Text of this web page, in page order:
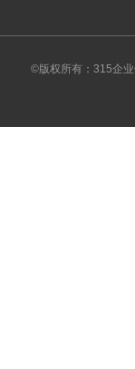
©版权所有：315企